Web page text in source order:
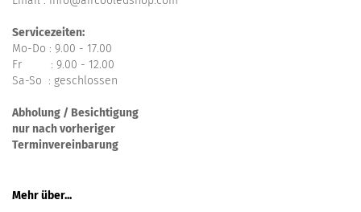
Servicezeiten:
Mo-Do : 9.00 - 17.00
Fr : 9.00 - 12.00
Sa-So : geschlossen
Abholung / Besichtigung
nur nach vorheriger
Terminvereinbarung
Mehr über...